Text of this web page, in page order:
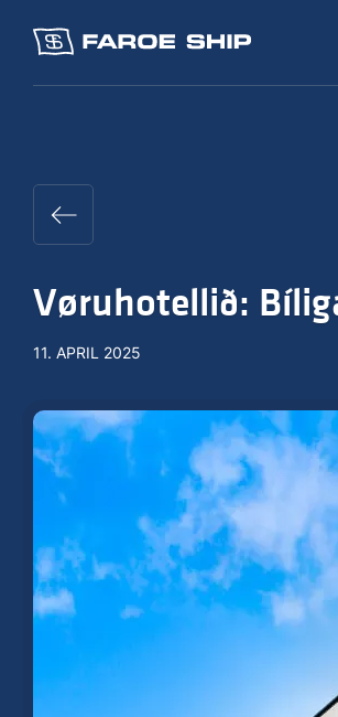
Vøruhotellið:
11. APRIL 2025